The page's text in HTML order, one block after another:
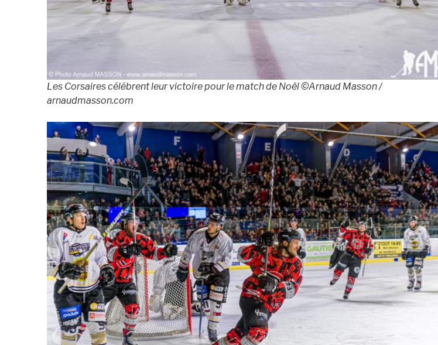
Les Corsaires célébrent leur victoire pour le match de Noël ©Arnaud Masson /
arnaudmasson.com